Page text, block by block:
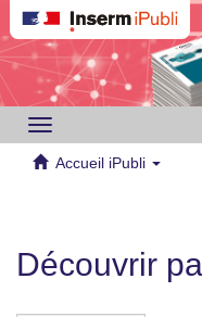
Toggle
navigation
Accueil iPubli
Découvrir